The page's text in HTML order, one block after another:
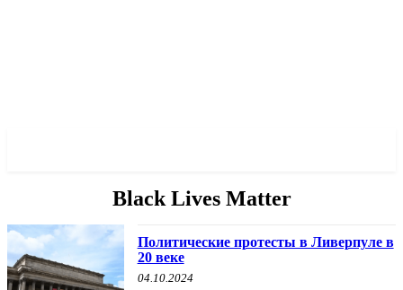
Black Lives Matter
Политические протесты в Ливерпуле в
20 веке
04.10.2024